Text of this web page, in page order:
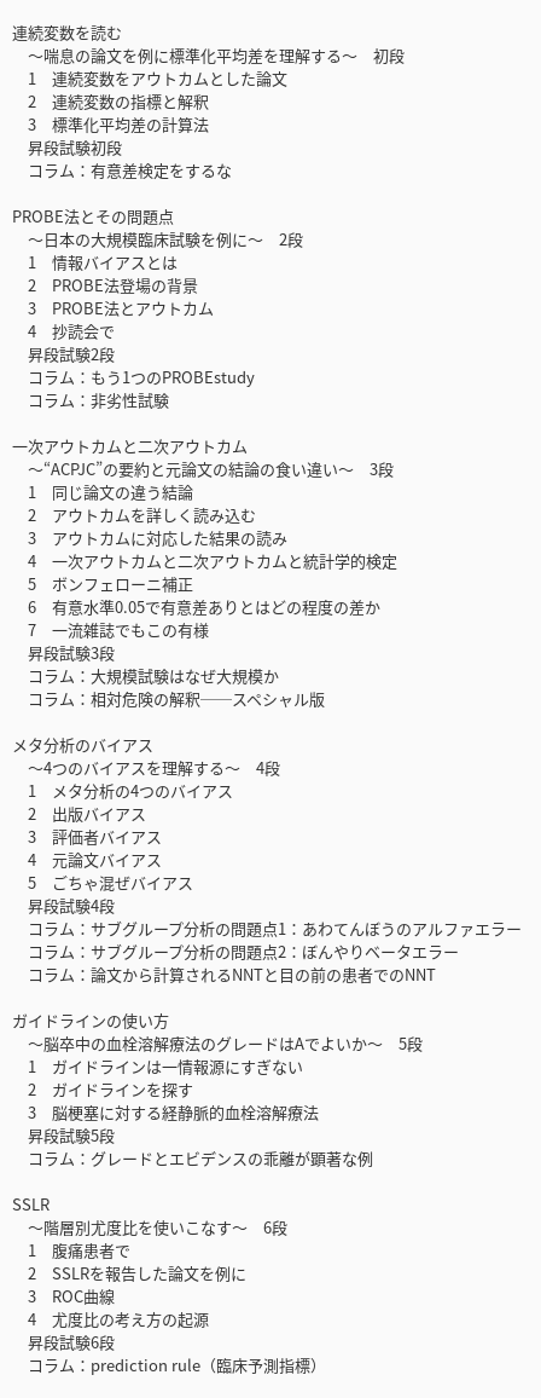
連続変数を読む
～喘息の論文を例に標準化平均差を理解する～ 初段
1 連続変数をアウトカムとした論文
2 連続変数の指標と解釈
3 標準化平均差の計算法
昇段試験初段
コラム：有意差検定をするな
PROBE法とその問題点
～日本の大規模臨床試験を例に～ 2段
1 情報バイアスとは
2 PROBE法登場の背景
3 PROBE法とアウトカム
4 抄読会で
昇段試験2段
コラム：もう1つのPROBEstudy
コラム：非劣性試験
一次アウトカムと二次アウトカム
～“ACPJC”の要約と元論文の結論の食い違い～ 3段
1 同じ論文の違う結論
2 アウトカムを詳しく読み込む
3 アウトカムに対応した結果の読み
4 一次アウトカムと二次アウトカムと統計学的検定
5 ボンフェローニ補正
6 有意水準0.05で有意差ありとはどの程度の差か
7 一流雑誌でもこの有様
昇段試験3段
コラム：大規模試験はなぜ大規模か
コラム：相対危険の解釈──スペシャル版
メタ分析のバイアス
～4つのバイアスを理解する～ 4段
1 メタ分析の4つのバイアス
2 出版バイアス
3 評価者バイアス
4 元論文バイアス
5 ごちゃ混ぜバイアス
昇段試験4段
コラム：サブグループ分析の問題点1：あわてんぼうのアルファエラー
コラム：サブグループ分析の問題点2：ぼんやりベータエラー
コラム：論文から計算されるNNTと目の前の患者でのNNT
ガイドラインの使い方
～脳卒中の血栓溶解療法のグレードはAでよいか～ 5段
1 ガイドラインは一情報源にすぎない
2 ガイドラインを探す
3 脳梗塞に対する経静脈的血栓溶解療法
昇段試験5段
コラム：グレードとエビデンスの乖離が顕著な例
SSLR
～階層別尤度比を使いこなす～ 6段
1 腹痛患者で
2 SSLRを報告した論文を例に
3 ROC曲線
4 尤度比の考え方の起源
昇段試験6段
コラム：prediction rule（臨床予測指標）